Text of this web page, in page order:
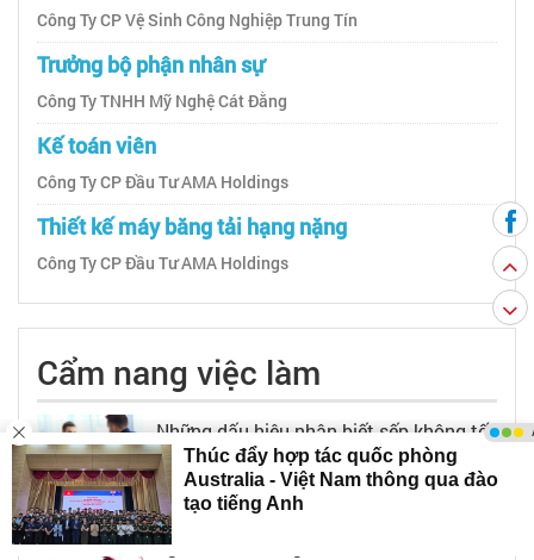
Công Ty CP Vệ Sinh Công Nghiệp Trung Tín
Trưởng bộ phận nhân sự
Công Ty TNHH Mỹ Nghệ Cát Đằng
Kế toán viên
Công Ty CP Đầu Tư AMA Holdings
Thiết kế máy băng tải hạng nặng
Công Ty CP Đầu Tư AMA Holdings
Cẩm nang việc làm
Những dấu hiệu nhận biết sếp không tốt
qua buổi phỏng vấn
Nguyên tắc cần tuân thủ khi trở thành
người thiết kế logo